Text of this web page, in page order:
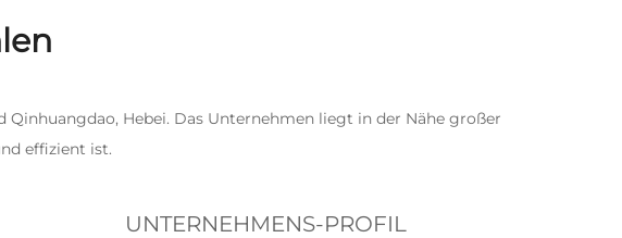
Hebei. Das Unternehmen liegt in der Nähe großer
effizient ist.
UNTERNEHMENS-PROFIL